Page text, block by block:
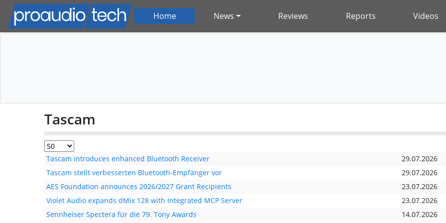
Home News Reviews Reports Videos
Tascam
Tascam introduces enhanced Bluetooth Receiver
29.07.2026
Tascam stellt verbesserten Bluetooth-Empfänger vor
29.07.2026
AES Foundation announces 2026/2027 Grant Recipients
23.07.2026
Violet Audio expands dMix 128 with Integrated MCP Server
23.07.2026
Sennheiser Spectera für die 79. Tony Awards
14.07.2026